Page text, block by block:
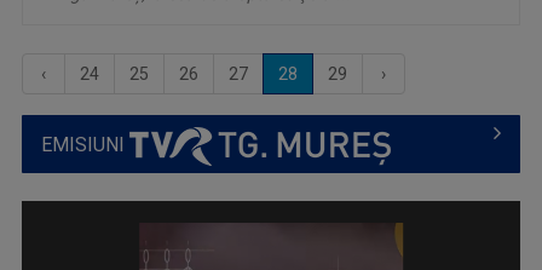
‹ 24 25 26 27 28 29 ›
EMISIUNI